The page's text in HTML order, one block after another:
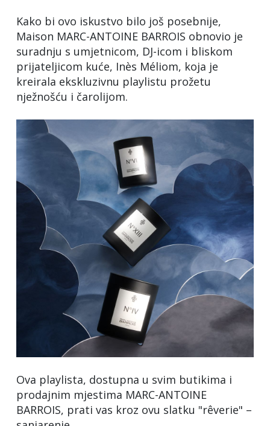
Kako bi ovo iskustvo bilo još posebnije,
Maison MARC-ANTOINE BARROIS obnovio je
suradnju s umjetnicom, DJ-icom i bliskom
prijateljicom kuće, Inès Méliom, koja je
kreirala ekskluzivnu playlistu prožetu
nježnošću i čarolijom.
Ova playlista, dostupna u svim butikima i
prodajnim mjestima MARC-ANTOINE
BARROIS, prati vas kroz ovu slatku "rêverie" –